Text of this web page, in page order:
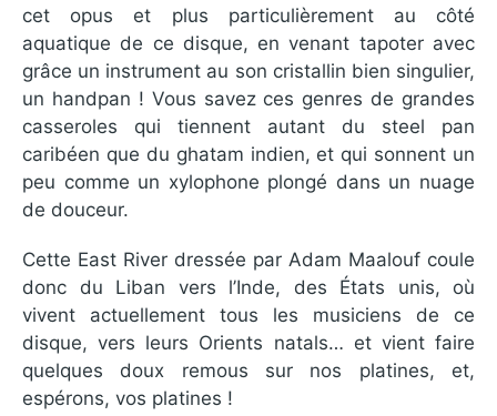
cet opus et plus particulièrement au côté
aquatique de ce disque, en venant tapoter avec
grâce un instrument au son cristallin bien singulier,
un handpan ! Vous savez ces genres de grandes
casseroles qui tiennent autant du steel pan
caribéen que du ghatam indien, et qui sonnent un
peu comme un xylophone plongé dans un nuage
de douceur.
Cette East River dressée par Adam Maalouf coule
donc du Liban vers l’Inde, des États unis, où
vivent actuellement tous les musiciens de ce
disque, vers leurs Orients natals… et vient faire
quelques doux remous sur nos platines, et,
espérons, vos platines !